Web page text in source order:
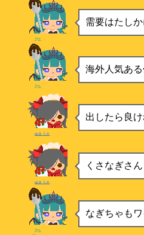
需要はたし
Aya
海外人気あ
Aya
出したら良
ゆきうさ
くさなぎさ
ゆきうさ
なぎちゃも
Aya